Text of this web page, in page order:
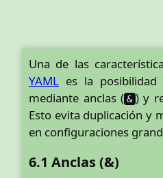
Una de las
YAML es la
mediante anclas ( & ) y
Esto evita duplicación y
en configuraciones
6.1 Anclas (&)